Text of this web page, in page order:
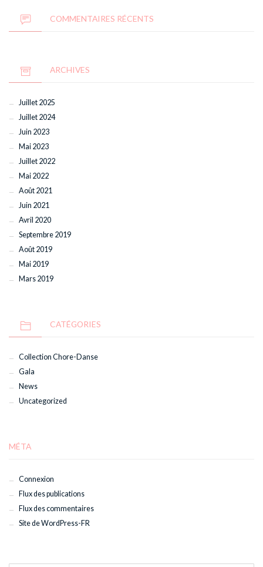
COMMENTAIRES RÉCENTS
ARCHIVES
Juillet 2025
Juillet 2024
Juin 2023
Mai 2023
Juillet 2022
Mai 2022
Août 2021
Juin 2021
Avril 2020
Septembre 2019
Août 2019
Mai 2019
Mars 2019
CATÉGORIES
Collection Chore-Danse
Gala
News
Uncategorized
MÉTA
Connexion
Flux des publications
Flux des commentaires
Site de WordPress-FR